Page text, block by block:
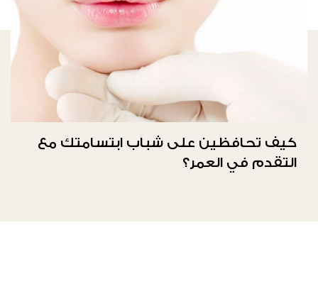
كيف تحافظين على شباب ابتسامتك مع
التقدم في العمر؟